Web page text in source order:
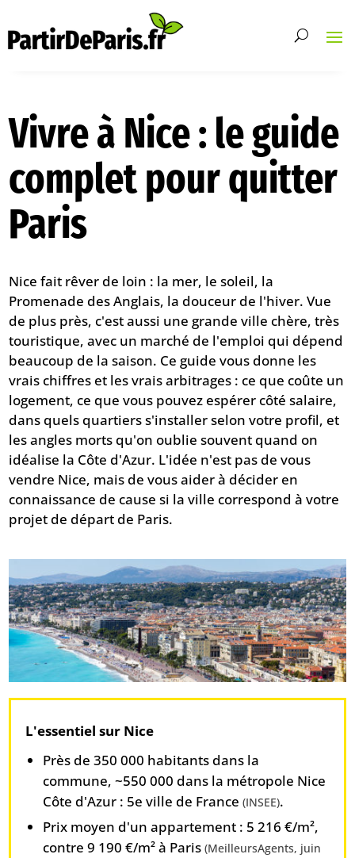
Vivre à Nice : le guide
complet pour quitter
Paris
Nice fait rêver de loin : la mer, le soleil, la
Promenade des Anglais, la douceur de l'hiver. Vue
de plus près, c'est aussi une grande ville chère, très
touristique, avec un marché de l'emploi qui dépend
beaucoup de la saison. Ce guide vous donne les
vrais chiffres et les vrais arbitrages : ce que coûte un
logement, ce que vous pouvez espérer côté salaire,
dans quels quartiers s'installer selon votre profil, et
les angles morts qu'on oublie souvent quand on
idéalise la Côte d'Azur. L'idée n'est pas de vous
vendre Nice, mais de vous aider à décider en
connaissance de cause si la ville correspond à votre
projet de départ de Paris.
L'essentiel sur Nice
Près de 350 000 habitants dans la
commune, ~550 000 dans la métropole Nice
Côte d'Azur : 5e ville de France(INSEE).
Prix moyen d'un appartement : 5 216 €/m²,
contre 9 190 €/m² à Paris(MeilleursAgents, juin